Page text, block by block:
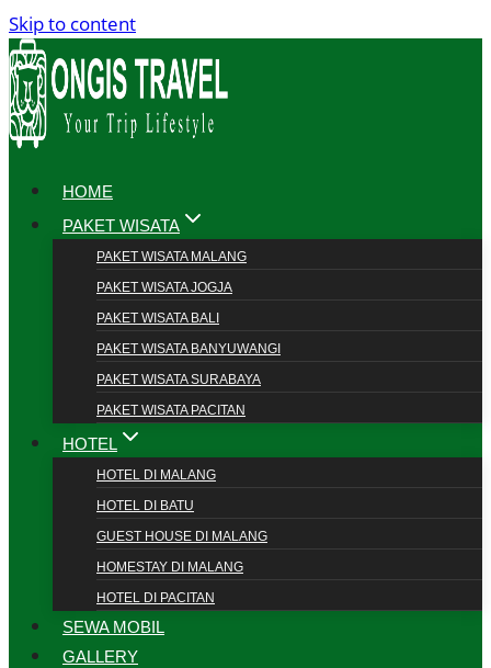
Skip to content
HOME
PAKET WISATA
PAKET WISATA MALANG
PAKET WISATA JOGJA
PAKET WISATA BALI
PAKET WISATA BANYUWANGI
PAKET WISATA SURABAYA
PAKET WISATA PACITAN
HOTEL
HOTEL DI MALANG
HOTEL DI BATU
GUEST HOUSE DI MALANG
HOMESTAY DI MALANG
HOTEL DI PACITAN
SEWA MOBIL
GALLERY